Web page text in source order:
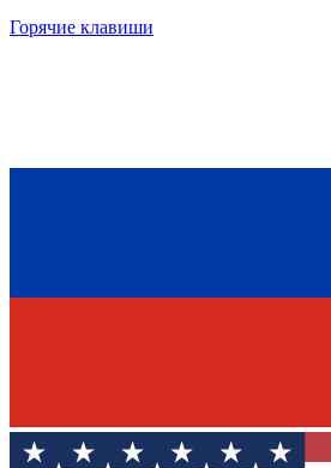
Горячие клавиши